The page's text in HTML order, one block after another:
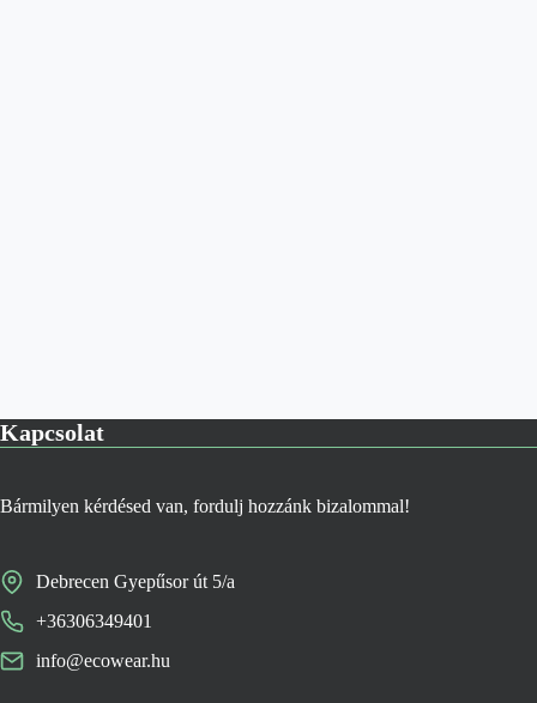
Kapcsolat
Bármilyen kérdésed van, fordulj hozzánk bizalommal!
Debrecen Gyepűsor út 5/a
+36306349401
info@ecowear.hu